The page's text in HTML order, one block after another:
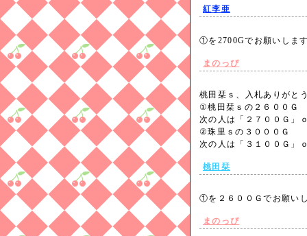
紅李亜
①を2700Gでお願いし
まのっぴ
桃田栞ｓ、入札ありがと
①桃田栞ｓの２６００Ｇ
次の人は「２７００Ｇ」
②珠里ｓの３０００Ｇ
次の人は「３１００Ｇ
桃田栞
①を２６００Ｇでお願
まのっぴ